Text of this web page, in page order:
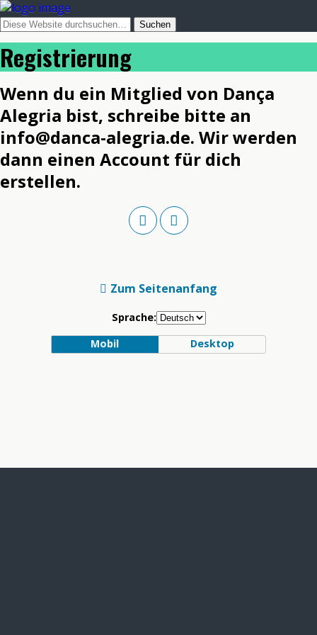
Registrierung
Wenn du ein Mitglied von Dança
Alegria bist, schreibe bitte an
info@danca-alegria.de. Wir werden
dann einen Account für dich
erstellen.
Zum Seitenanfang
Sprache:
Mobil
Desktop